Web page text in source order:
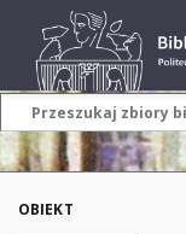
OBIEKT